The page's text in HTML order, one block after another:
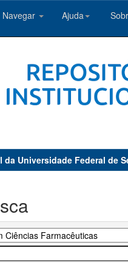
Navegar Ajuda
Universidade Federal de